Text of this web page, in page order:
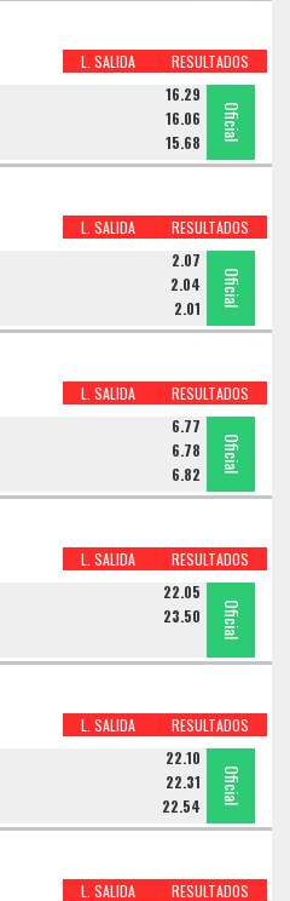
L. SALIDA RESULTADOS
16.29
Oficial
16.06 Oficial
15.68
Oficial
L. SALIDA RESULTADOS
2.07
Oficial
2.04 Oficial
2.01
Oficial
L. SALIDA RESULTADOS
6.77
Oficial
6.78 Oficial
6.82
Oficial
L. SALIDA RESULTADOS
22.05
Oficial
23.50 Oficial
L. SALIDA RESULTADOS
22.10
Oficial
22.31 Oficial
22.54
Oficial
L. SALIDA RESULTADOS